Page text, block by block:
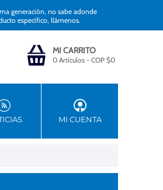
generación, no sabe adonde
específico, llámenos.
MI CARRITO
0 Artículos - COP $0
MI CUENTA